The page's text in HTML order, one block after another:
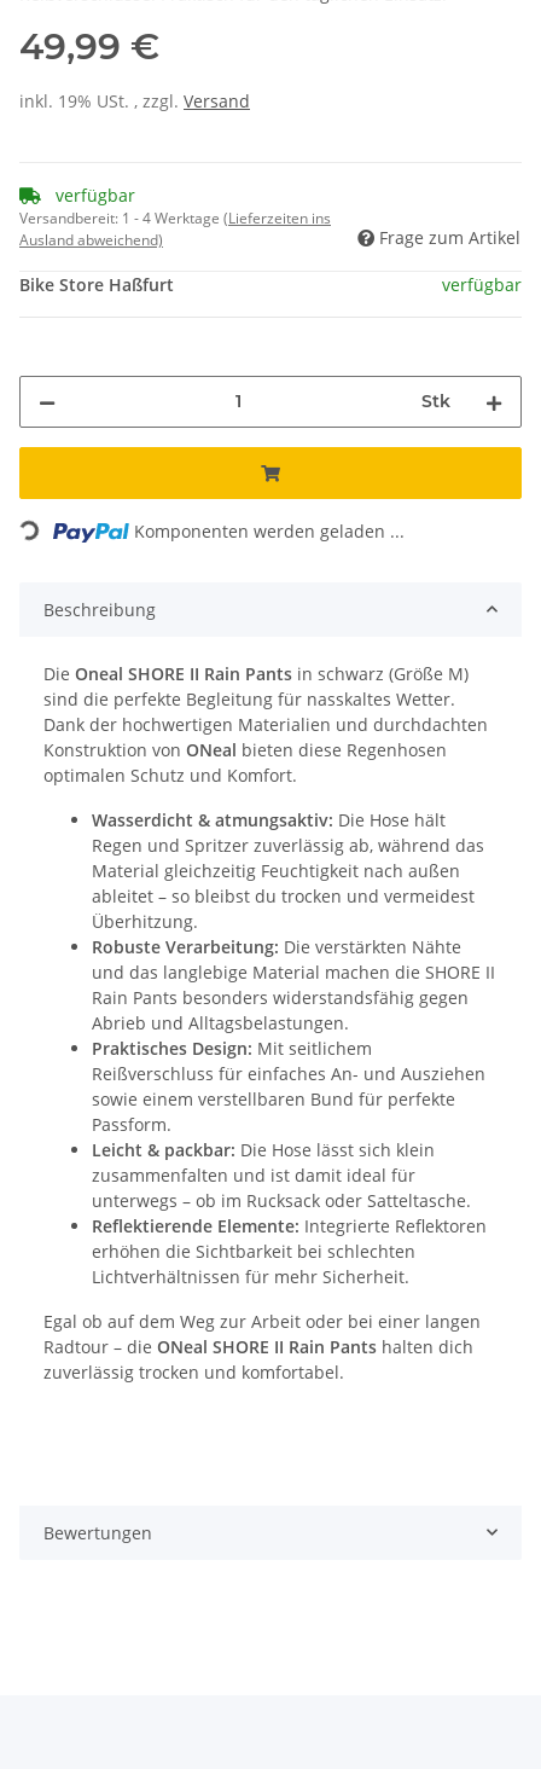
49,99 €
inkl. 19% USt. , zzgl. Versand
verfügbar
Versandbereit: 1 - 4 Werktage (Lieferzeiten ins
Ausland abweichend)
Frage zum Artikel
Bike Store Haßfurt verfügbar
Stk
Loading... Komponenten werden geladen ...
Beschreibung
Die Oneal SHORE II Rain Pants in schwarz (Größe M)
sind die perfekte Begleitung für nasskaltes Wetter.
Dank der hochwertigen Materialien und durchdachten
Konstruktion von ONeal bieten diese Regenhosen
optimalen Schutz und Komfort.
Wasserdicht & atmungsaktiv: Die Hose hält
Regen und Spritzer zuverlässig ab, während das
Material gleichzeitig Feuchtigkeit nach außen
ableitet – so bleibst du trocken und vermeidest
Überhitzung.
Robuste Verarbeitung: Die verstärkten Nähte
und das langlebige Material machen die SHORE II
Rain Pants besonders widerstandsfähig gegen
Abrieb und Alltagsbelastungen.
Praktisches Design: Mit seitlichem
Reißverschluss für einfaches An- und Ausziehen
sowie einem verstellbaren Bund für perfekte
Passform.
Leicht & packbar: Die Hose lässt sich klein
zusammenfalten und ist damit ideal für
unterwegs – ob im Rucksack oder Satteltasche.
Reflektierende Elemente: Integrierte Reflektoren
erhöhen die Sichtbarkeit bei schlechten
Lichtverhältnissen für mehr Sicherheit.
Egal ob auf dem Weg zur Arbeit oder bei einer langen
Radtour – die ONeal SHORE II Rain Pants halten dich
zuverlässig trocken und komfortabel.
Bewertungen